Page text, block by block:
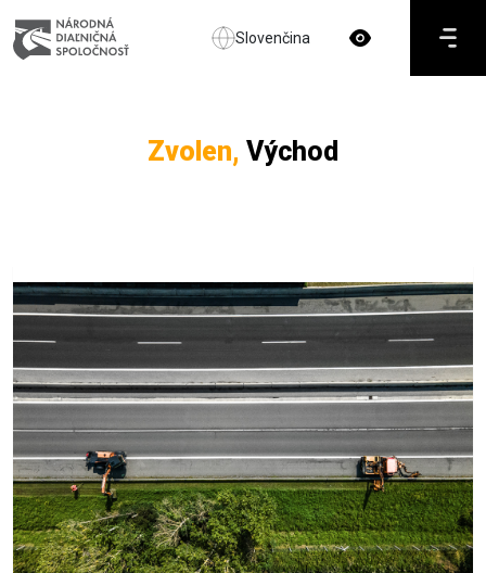
Slovenčina
Zvolen, Východ